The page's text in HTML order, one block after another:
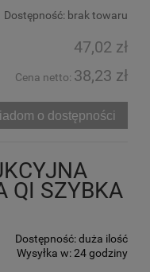
Dostępność: brak towaru
47,02 zł
Cena netto: 38,23 zł
o dostępności
QI SZYBKA
Dostępność:duża ilość
Wysyłka w:24 godziny